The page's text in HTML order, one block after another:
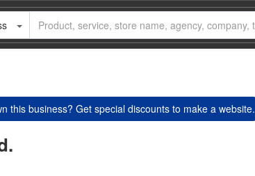
this business? Get special discounts to make a website.